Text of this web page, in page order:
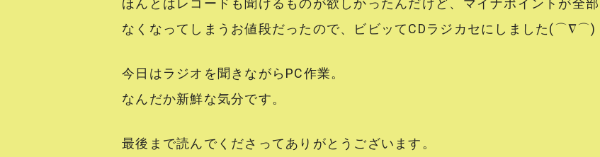
ほんとはレコードも聞けるものが欲しかったんだけど、マイナポイントが全部
なくなってしまうお値段だったので、ビビッてCDラジカセにしました(⌒∇⌒)
今日はラジオを聞きながらPC作業。
なんだか新鮮な気分です。
最後まで読んでくださってありがとうございます。